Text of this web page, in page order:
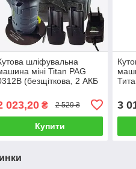
шліфувальна
міні Titan PAG
(безщіткова, 2 АКБ
023,20₴ 2 529 ₴
Купити
3